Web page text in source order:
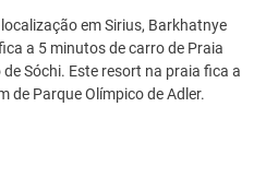
em Sirius, Barkhatnye
a 5 minutos de carro de Praia
Sóchi. Este resort na praia fica a
de Parque Olímpico de Adler.